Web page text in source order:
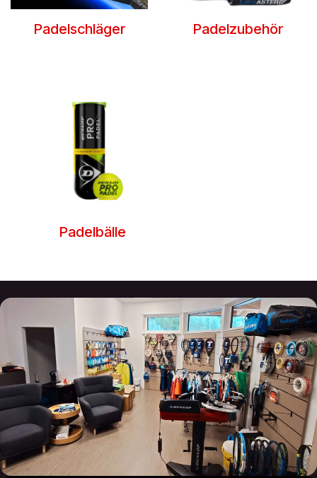
Padelschläger Padelzubehör
Padelbälle